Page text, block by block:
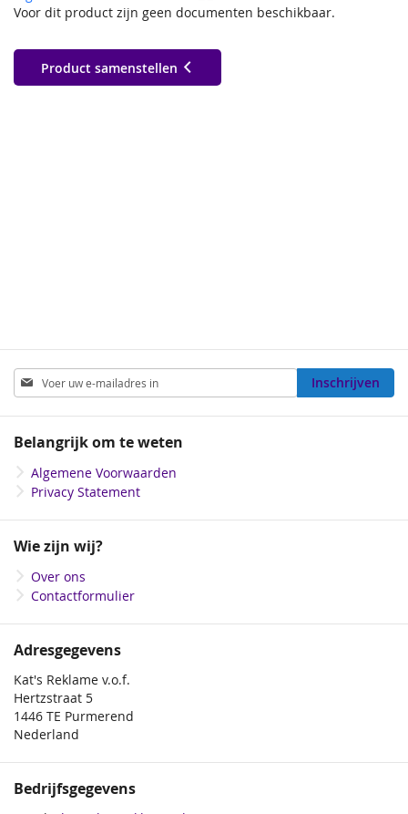
Voor dit product zijn geen documenten beschikbaar.
Product samenstellen
Abonneer
u
op
nieuwsbrief
Inschrijven
Belangrijk om te weten
Algemene Voorwaarden
Privacy Statement
Wie zijn wij?
Over ons
Contactformulier
Adresgegevens
Kat's Reklame v.o.f.
Hertzstraat 5
1446 TE Purmerend
Nederland
Bedrijfsgegevens